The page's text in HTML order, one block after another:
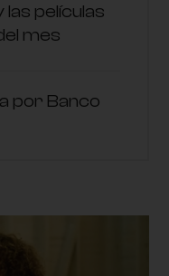
las películas
mes
por Banco